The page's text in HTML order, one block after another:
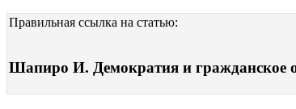
Правильная ссылка на статью:
Шапиро И. Демократия и гражданское